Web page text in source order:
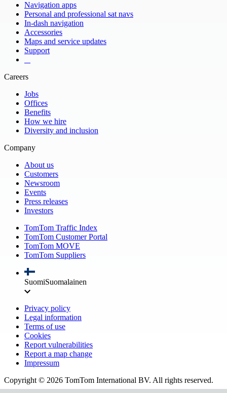
Navigation apps
Personal and professional sat navs
In-dash navigation
Accessories
Maps and service updates
Support
Careers
Jobs
Offices
Benefits
How we hire
Diversity and inclusion
Company
About us
Customers
Newsroom
Events
Press releases
Investors
TomTom Traffic Index
TomTom Customer Portal
TomTom MOVE
TomTom Suppliers
SuomiSuomalainen
Privacy policy
Legal information
Terms of use
Cookies
Report vulnerabilities
Report a map change
Impressum
Copyright © 2026 TomTom International BV. All rights reserved.